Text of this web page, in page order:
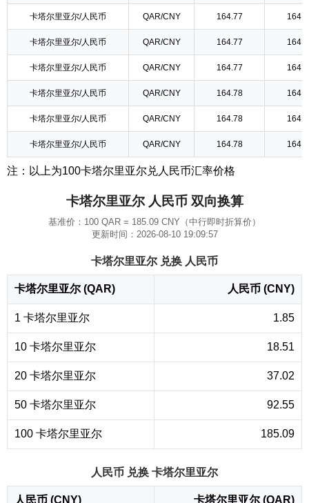
卡塔尔里亚尔/人民币 QAR/CNY 164.77
卡塔尔里亚尔/人民币 QAR/CNY 164.77
卡塔尔里亚尔/人民币 QAR/CNY 164.77
卡塔尔里亚尔/人民币 QAR/CNY 164.78
卡塔尔里亚尔/人民币 QAR/CNY 164.78
卡塔尔里亚尔/人民币 QAR/CNY 164.78
注：以上为100卡塔尔里亚尔兑人民币汇率价格
卡塔尔里亚尔 人民币 双向换算
基准价：100 QAR = 185.09 CNY（中行即时折算价）
更新时间：2026-08-10 19:09:57
卡塔尔里亚尔 兑换 人民币
卡塔尔里亚尔 (QAR) 人民币 (CNY)
1 卡塔尔里亚尔 1.85
10 卡塔尔里亚尔 18.51
20 卡塔尔里亚尔 37.02
50 卡塔尔里亚尔 92.55
100 卡塔尔里亚尔 185.09
人民币 兑换 卡塔尔里亚尔
人民币 (CNY) 卡塔尔里亚尔 (QAR)